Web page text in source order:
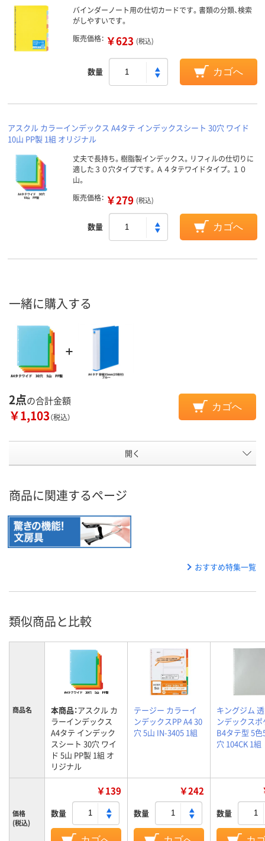
バインダーノート用の仕切カードです。書類の分類、検索
がしやすいです。
販売価格： ￥623 (税込)
数量 カゴへ
アスクル カラーインデックス A4タテ インデックスシート 30穴 ワイド
10山 PP製 1組 オリジナル
丈夫で長持ち。樹脂製インデックス。リフィルの仕切りに
適した３０穴タイプです。Ａ４タテワイドタイプ。１０
山。
販売価格： ￥279 (税込)
数量 カゴへ
一緒に購入する
2点の合計金額
￥1,103（税込）
カゴへ
開く
商品に関連するページ
おすすめ特集一覧
類似商品と比較
商品名 本商品：アスクル カ
ラーインデックス
A4タテ インデック
スシート 30穴 ワイ
ド 5山 PP製 1組 オ
リジナル
テージー カラーイ
ンデックスPP A4 30
穴 5山 IN-3405 1組
キングジム
ンデックス
B4タテ型 5色
穴 104CK 1組
価格
(税込)
￥139
数量
￥242
数量 数量